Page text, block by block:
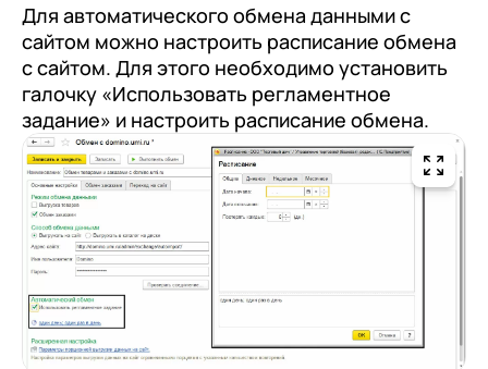
Для автоматического обмена данными с
сайтом можно настроить расписание обмена
с сайтом. Для этого необходимо установить
галочку «Использовать регламентное
задание» и настроить расписание обмена.